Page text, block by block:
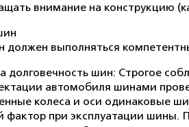
внимание на конструкцию
выполняться
шин: Строгое
автомобиля шинами
колеса и оси одинаковые
при эксплуатации шины.